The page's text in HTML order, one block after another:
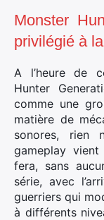
Monster
privilégié à la
A l’heure de
Hunter
comme une
matière de
sonores, rien
gameplay
fera, sans
série, avec
guerriers qui
à différents